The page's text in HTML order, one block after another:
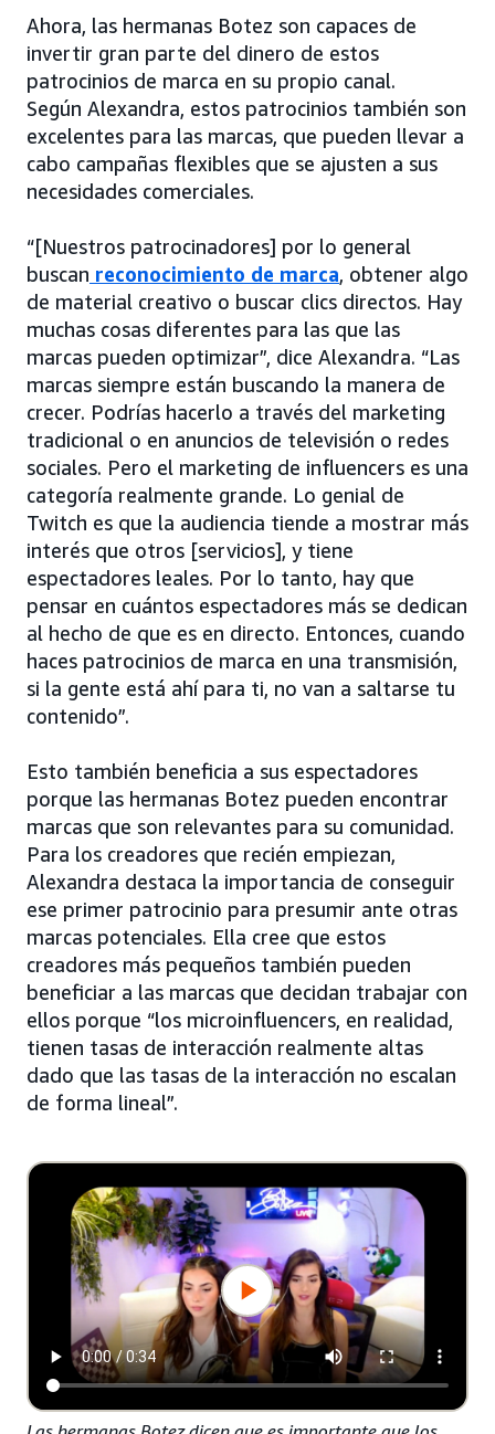
Ahora, las hermanas Botez son capaces de
invertir gran parte del dinero de estos
patrocinios de marca en su propio canal.
Según Alexandra, estos patrocinios también son
excelentes para las marcas, que pueden llevar a
cabo campañas flexibles que se ajusten a sus
necesidades comerciales.
“[Nuestros patrocinadores] por lo general
buscan reconocimiento de marca, obtener algo
de material creativo o buscar clics directos. Hay
muchas cosas diferentes para las que las
marcas pueden optimizar”, dice Alexandra. “Las
marcas siempre están buscando la manera de
crecer. Podrías hacerlo a través del marketing
tradicional o en anuncios de televisión o redes
sociales. Pero el marketing de influencers es una
categoría realmente grande. Lo genial de
Twitch es que la audiencia tiende a mostrar más
interés que otros [servicios], y tiene
espectadores leales. Por lo tanto, hay que
pensar en cuántos espectadores más se dedican
al hecho de que es en directo. Entonces, cuando
haces patrocinios de marca en una transmisión,
si la gente está ahí para ti, no van a saltarse tu
contenido”.
Esto también beneficia a sus espectadores
porque las hermanas Botez pueden encontrar
marcas que son relevantes para su comunidad.
Para los creadores que recién empiezan,
Alexandra destaca la importancia de conseguir
ese primer patrocinio para presumir ante otras
marcas potenciales. Ella cree que estos
creadores más pequeños también pueden
beneficiar a las marcas que decidan trabajar con
ellos porque “los microinfluencers, en realidad,
tienen tasas de interacción realmente altas
dado que las tasas de la interacción no escalan
de forma lineal”.